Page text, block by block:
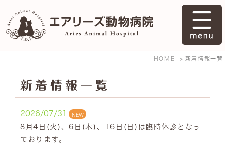
HOME 新着情報一覧
新着情報一覧
2026/07/31 NEW
8月4日(火)、6日(木)、16日(日)は臨時休診となっ
ております。